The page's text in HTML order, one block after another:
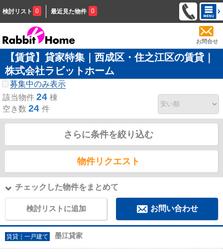
検討リスト 0 最近見た物件 0
お問合せ
【賃貸】貸家特集｜西成区・住之江区の賃貸｜
株式会社ラビットホーム
募集中のみ表示
該当物件 24 棟
空き数 24 件
さらに条件を絞り込む
物件リクエスト
チェックした物件をまとめて
検討リストに追加 お問い合わせ
賃貸｜一戸建て 墨江貸家